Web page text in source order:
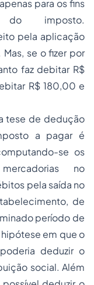
para os fins
imposto.
pela aplicação
se o fizer por
faz debitar R$
R$ 180,00 e
tese de dedução
a pagar é
se os
no
pela saída no
de
período de
em que o
deduzir o
social. Além